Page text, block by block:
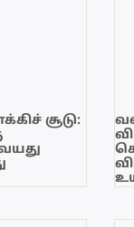
சூடு: